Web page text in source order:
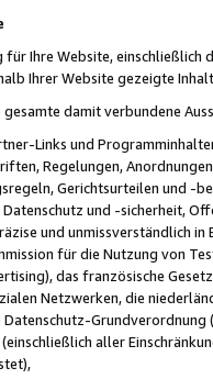
Ihre Website,
Ihrer Website gezeigte
damit verbundene
Links und
Regelungen,
Gerichtsurteilen und -
und -sicherheit,
und unmissverständlich
für die Nutzung von
das französische
Netzwerken, die
aller